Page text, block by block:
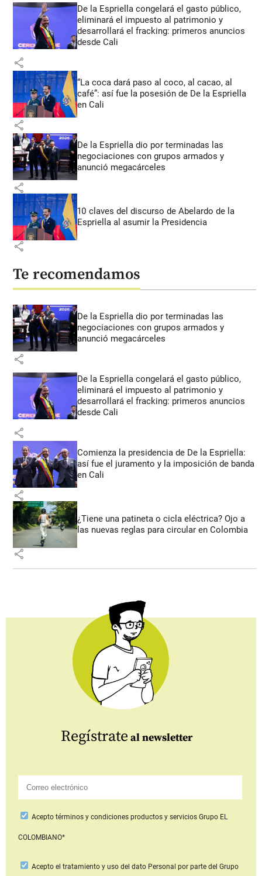
De la Espriella congelará el gasto público,
eliminará el impuesto al patrimonio y
desarrollará el fracking: primeros anuncios
desde Cali
share
“La coca dará paso al coco, al cacao, al
café”: así fue la posesión de De la Espriella
en Cali
share
De la Espriella dio por terminadas las
negociaciones con grupos armados y
anunció megacárceles
share
10 claves del discurso de Abelardo de la
Espriella al asumir la Presidencia
share
Te recomendamos
De la Espriella dio por terminadas las
negociaciones con grupos armados y
anunció megacárceles
share
De la Espriella congelará el gasto público,
eliminará el impuesto al patrimonio y
desarrollará el fracking: primeros anuncios
desde Cali
share
Comienza la presidencia de De la Espriella:
así fue el juramento y la imposición de banda
en Cali
share
¿Tiene una patineta o cicla eléctrica? Ojo a
las nuevas reglas para circular en Colombia
share
Regístrate al newsletter
Aceptotérminos y condiciones productos y serviciosGrupo EL
COLOMBIANO*
Acepto el tratamiento y uso del dato Personal por parte del Grupo